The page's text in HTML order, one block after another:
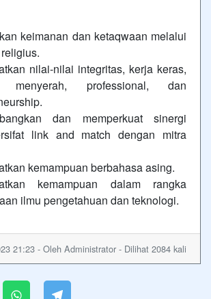
keimanan dan ketaqwaan melalui
nilai-nilai integritas, kerja keras,
menyerah, professional, dan
dan memperkuat sinergi
link and match dengan mitra
kemampuan berbahasa asing.
kemampuan dalam rangka
ilmu pengetahuan dan teknologi.
21:23 - Oleh Administrator - Dilihat 2084 kali